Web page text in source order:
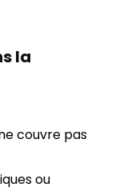
la
couvre pas
ou